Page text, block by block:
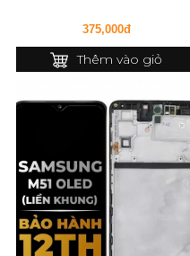
375,000đ
Thêm vào giỏ